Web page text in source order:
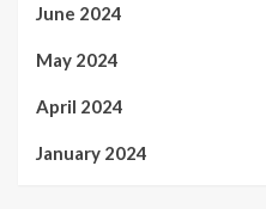
June 2024
May 2024
April 2024
January 2024